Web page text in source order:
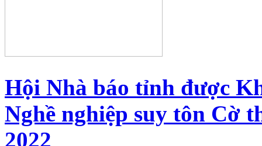
Hội Nhà báo tỉnh được
Nghề nghiệp suy tôn Cờ
2022